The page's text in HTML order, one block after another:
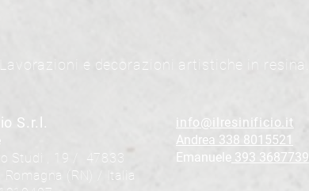
e decorazioni artistiche in resina.
S.r.l.
Studi , 19 / 47833
Romagna (RN) / Italia
info@ilresinificio.it
Andrea 338 8015521
Emanuele 393 3687739